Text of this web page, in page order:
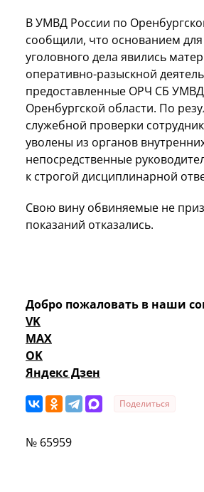
В УМВД России по
сообщили, что основанием
уголовного дела явились
оперативно-разыскной
предоставленные ОРЧ СБ
Оренбургской области. По
служебной проверки
уволены из органов
непосредственные
к строгой дисциплинарной
Свою вину обвиняемые не
показаний отказались.
Добро пожаловать в наши
VK
MAX
OK
Яндекс Дзен
Поделиться
№ 65959